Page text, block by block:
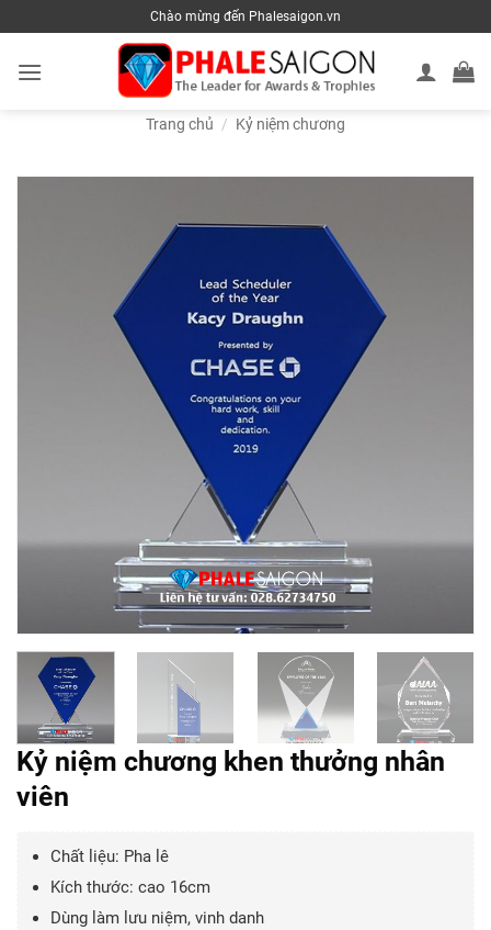
to
content
Chào mừng đến Phalesaigon.vn
Trang chủ / Kỷ niệm chương
Kỷ niệm chương khen thưởng nhân
viên
Chất liệu: Pha lê
Kích thước: cao 16cm
Dùng làm lưu niệm, vinh danh